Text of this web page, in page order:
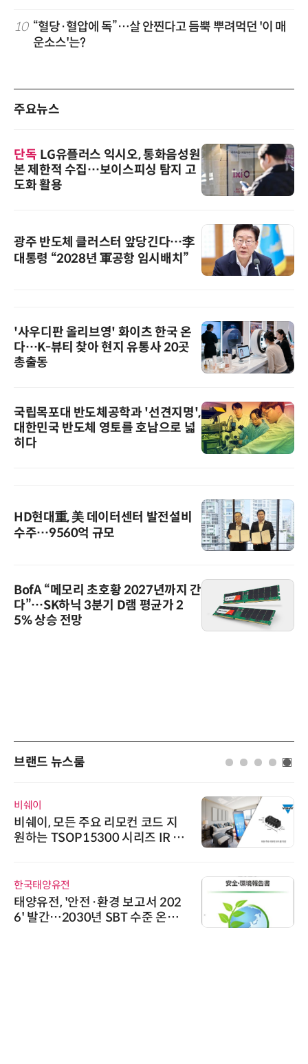
10 “혈당·혈압에 독”…살 안찐다고 듬뿍 뿌려먹던 '이 매
운소스'는?
주요뉴스
단독 LG유플러스 익시오, 통화음성원
본 제한적 수집…보이스피싱 탐지 고
도화 활용
광주 반도체 클러스터 앞당긴다…李
대통령 “2028년 軍공항 임시배치”
'사우디판 올리브영' 화이츠 한국 온
다…K-뷰티 찾아 현지 유통사 20곳
총출동
국립목포대 반도체공학과 '선견지명',
대한민국 반도체 영토를 호남으로 넓
히다
HD현대重, 美 데이터센터 발전설비
수주…9560억 규모
BofA “메모리 초호황 2027년까지 간
다”…SK하닉 3분기 D램 평균가 2
5% 상승 전망
브랜드 뉴스룸
비쉐이
비쉐이, 모든 주요 리모컨 코드 지
원하는 TSOP15300 시리즈 IR 수
한국태양유전
태양유전, '안전·환경 보고서 202
6' 발간…2030년 SBT 수준 온실